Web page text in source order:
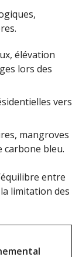
élévation
lors des
vers
mangroves
bleu.
entre
limitation des